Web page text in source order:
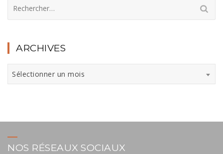
ARCHIVES
Archives
Sélectionner un mois
NOS RÉSEAUX SOCIAUX